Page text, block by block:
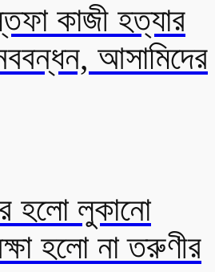
কাজী হত্যার
আসামিদের
হলো লুকানো
হলো না তরুণীর